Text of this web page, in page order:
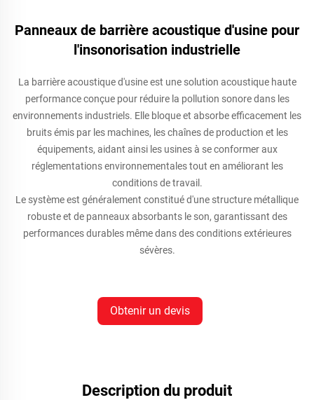
Panneaux de barrière acoustique d'usine pour
l'insonorisation industrielle
La barrière acoustique d'usine est une solution acoustique haute
performance conçue pour réduire la pollution sonore dans les
environnements industriels. Elle bloque et absorbe efficacement les
bruits émis par les machines, les chaînes de production et les
équipements, aidant ainsi les usines à se conformer aux
réglementations environnementales tout en améliorant les
conditions de travail.
Le système est généralement constitué d'une structure métallique
robuste et de panneaux absorbants le son, garantissant des
performances durables même dans des conditions extérieures
sévères.
Obtenir un devis
Description du produit